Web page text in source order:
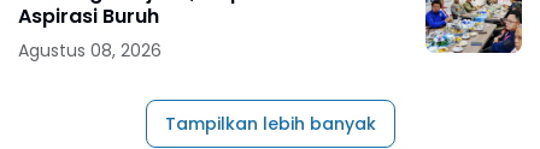
Aspirasi Buruh
Agustus 08, 2026
Tampilkan lebih banyak